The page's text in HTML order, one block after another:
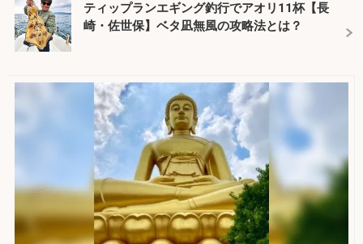
ティップランエギング釣行でアオリ11杯【長
崎・佐世保】ベタ凪無風の攻略法とは？